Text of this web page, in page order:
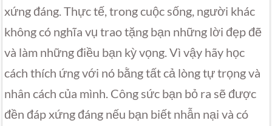
xứng đáng. Thực tế, trong cuộc sống, người khác
không có nghĩa vụ trao tặng bạn những lời đẹp đẽ
và làm những điều bạn kỳ vọng. Vì vậy hãy học
cách thích ứng với nó bằng tất cả lòng tự trọng và
nhân cách của mình. Công sức bạn bỏ ra sẽ được
đền đáp xứng đáng nếu bạn biết nhẫn nại và có